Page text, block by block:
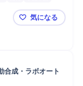
第一三共
気になる
合成・ラボオート